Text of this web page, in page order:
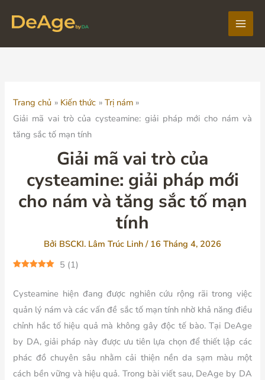
Main
Trang chủ Kiến thức
Trị nám
Giải mã vai trò của cysteamine: giải pháp mới cho nám và
tăng sắc tố mạn tính
Giải mã vai trò của
cysteamine: giải pháp mới
cho nám và tăng sắc tố mạn
tính
Bởi BSCKI. Lâm Trúc Linh/ 16 Tháng 4, 2026
5 (1)
Cysteamine hiện đang được nghiên cứu rộng rãi trong việc
quản lý nám và các vấn đề sắc tố mạn tính nhờ khả năng điều
chỉnh hắc tố hiệu quả mà không gây độc tế bào. Tại DeAge
by DA, giải pháp này được ưu tiên lựa chọn để thiết lập các
phác đồ chuyên sâu nhằm cải thiện nền da sạm màu một
cách bền vững và hiệu quả. Trong bài viết sau, DeAge by DA